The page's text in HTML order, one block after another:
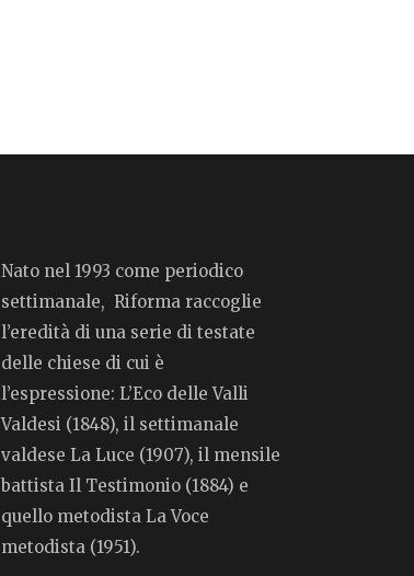
Nato nel 1993 come periodico
settimanale, Riforma raccoglie
l’eredità di una serie di testate
delle chiese di cui è
l’espressione: L’Eco delle Valli
Valdesi (1848), il settimanale
valdese La Luce (1907), il mensile
battista Il Testimonio (1884) e
quello metodista La Voce
metodista (1951).